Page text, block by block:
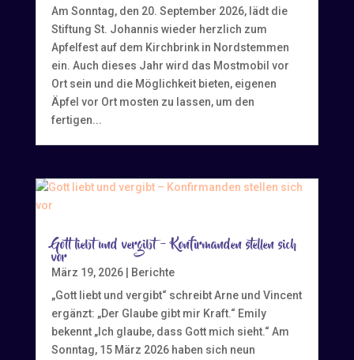
Am Sonntag, den 20. September 2026, lädt die
Stiftung St. Johannis wieder herzlich zum
Apfelfest auf dem Kirchbrink in Nordstemmen
ein. Auch dieses Jahr wird das Mostmobil vor
Ort sein und die Möglichkeit bieten, eigenen
Äpfel vor Ort mosten zu lassen, um den
fertigen...
Gott liebt und vergibt – Konfirmanden stellen sich
vor
März 19, 2026|
Berichte
„Gott liebt und vergibt“ schreibt Arne und Vincent
ergänzt: „Der Glaube gibt mir Kraft.“ Emily
bekennt „Ich glaube, dass Gott mich sieht.“ Am
Sonntag, 15 März 2026 haben sich neun